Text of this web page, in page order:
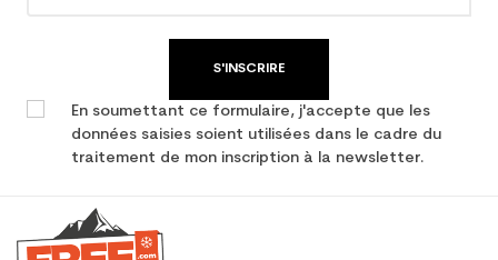
S'INSCRIRE
En soumettant ce formulaire, j'accepte que les
données saisies soient utilisées dans le cadre du
traitement de mon inscription à la newsletter.